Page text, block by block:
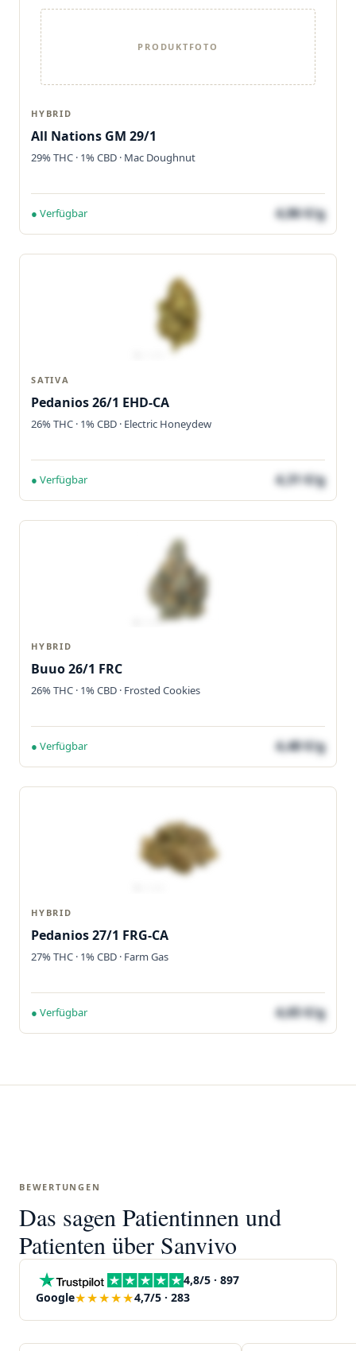
PRODUKTFOTO
HYBRID
All Nations GM 29/1
29% THC · 1% CBD · Mac Doughnut
● Verfügbar 4,86 €/g
SATIVA
Pedanios 26/1 EHD-CA
26% THC · 1% CBD · Electric Honeydew
● Verfügbar 4,31 €/g
HYBRID
Buuo 26/1 FRC
26% THC · 1% CBD · Frosted Cookies
● Verfügbar 4,48 €/g
HYBRID
Pedanios 27/1 FRG-CA
27% THC · 1% CBD · Farm Gas
● Verfügbar 4,65 €/g
BEWERTUNGEN
Das sagen Patientinnen und
Patienten über Sanvivo
4,8/5 · 897
Google★★★★★4,7/5 · 283